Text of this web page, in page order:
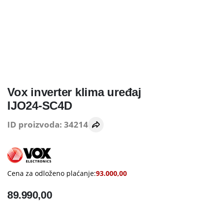
Vox inverter klima uređaj
IJO24-SC4D
ID proizvoda: 34214
Cena za odloženo plaćanje:93.000,00
89.990,00